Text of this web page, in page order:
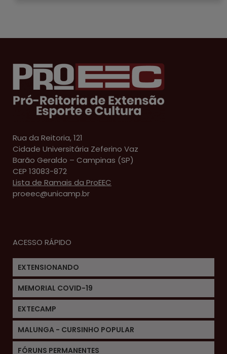
Rua da Reitoria, 121
Cidade Universitária Zeferino Vaz
Barão Geraldo – Campinas (SP)
CEP 13083-872
Lista de Ramais da ProEEC
proeec@unicamp.br
ACESSO RÁPIDO
EXTENSIONANDO
MEMORIAL COVID-19
EXTECAMP
MALUNGA - CURSINHO POPULAR
FÓRUNS PERMANENTES